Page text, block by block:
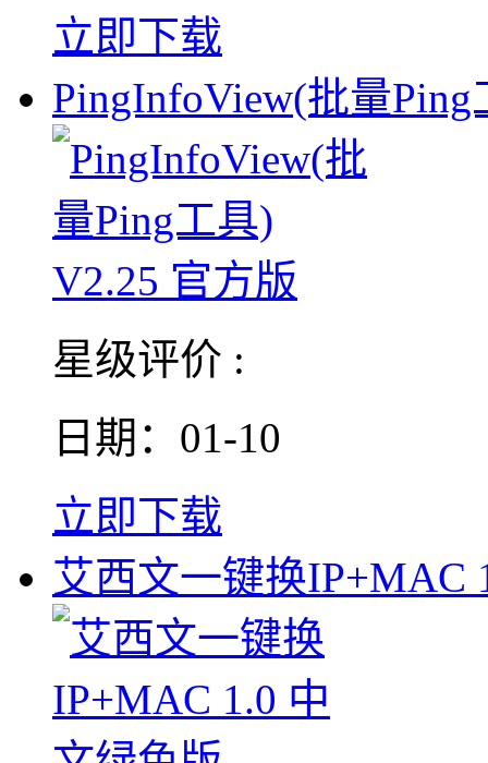
立即下载
PingInfoView(批量Ping
星级评价 :
日期：01-10
立即下载
艾西文一键换IP+MAC